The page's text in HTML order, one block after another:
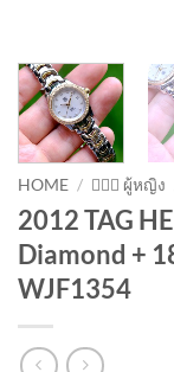
HOME / 💁🏻‍♀️ ผู้หญิง
2012 TAG
Diamond +
WJF1354